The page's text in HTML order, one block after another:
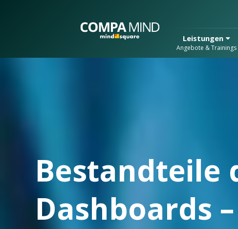
Leistungen
Angebote & Trainings
Bestandteile
Dashboards